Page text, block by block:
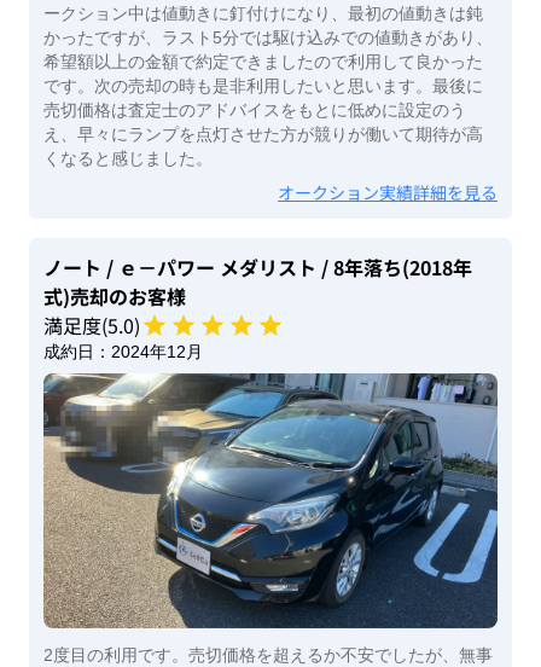
ークション中は値動きに釘付けになり、最初の値動きは鈍
かったですが、ラスト5分では駆け込みでの値動きがあり、
希望額以上の金額で約定できましたので利用して良かった
です。次の売却の時も是非利用したいと思います。最後に
売切価格は査定士のアドバイスをもとに低めに設定のう
え、早々にランプを点灯させた方が競りが働いて期待が高
くなると感じました。
オークション実績詳細を見る
ノート / ｅ－パワー メダリスト / 8年落ち(2018年
式)売却のお客様
満足度(5.0)
成約日： 2024年12月
2度目の利用です。売切価格を超えるか不安でしたが、無事